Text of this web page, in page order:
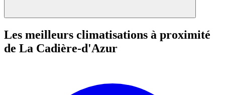
Les meilleurs climatisations à proximité
de La Cadière-d'Azur